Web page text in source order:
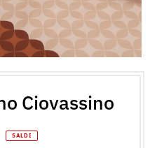
Ciovassino
SALDI